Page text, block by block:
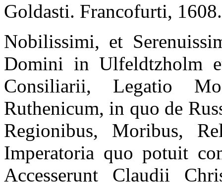
Goldasti. Francofurti,
Nobilissimi, et
Domini in Ulfeldtzholm
Consiliarii, Legatio
Ruthenicum, in quo de
Regionibus, Moribus,
Imperatoria quo potuit
Accesserunt Claudii